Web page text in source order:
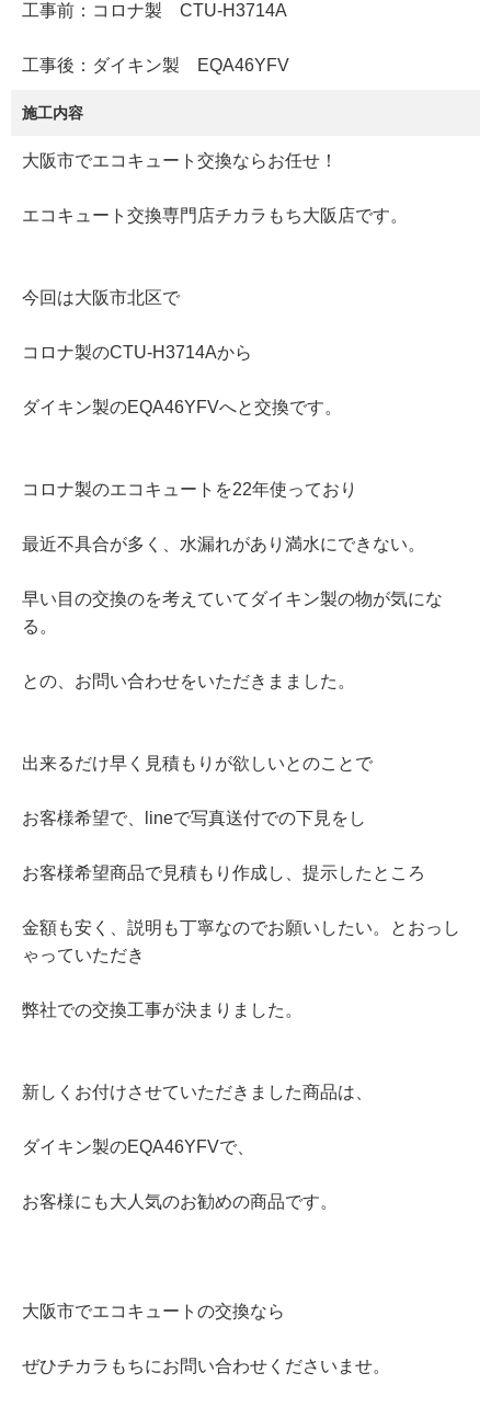
工事前：コロナ製 CTU-H3714A
工事後：ダイキン製 EQA46YFV
施工内容
大阪市でエコキュート交換ならお任せ！
エコキュート交換専門店チカラもち大阪店です。
今回は大阪市北区で
コロナ製のCTU-H3714Aから
ダイキン製のEQA46YFVへと交換です。
コロナ製のエコキュートを22年使っており
最近不具合が多く、水漏れがあり満水にできない。
早い目の交換のを考えていてダイキン製の物が気にな
る。
との、お問い合わせをいただきまました。
出来るだけ早く見積もりが欲しいとのことで
お客様希望で、lineで写真送付での下見をし
お客様希望商品で見積もり作成し、提示したところ
金額も安く、説明も丁寧なのでお願いしたい。とおっし
ゃっていただき
弊社での交換工事が決まりました。
新しくお付けさせていただきました商品は、
ダイキン製のEQA46YFVで、
お客様にも大人気のお勧めの商品です。
大阪市でエコキュートの交換なら
ぜひチカラもちにお問い合わせくださいませ。